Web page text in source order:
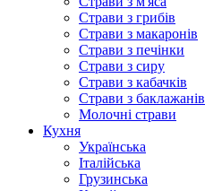
Страви з грибів
Страви з макаронів
Страви з печінки
Страви з сиру
Страви з кабачків
Страви з баклажанів
Молочні страви
Кухня
Українська
Італійська
Грузинська